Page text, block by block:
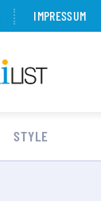
IMPRESSUM
STYLE